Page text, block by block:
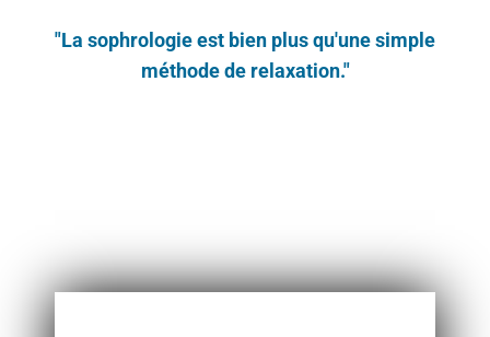
"La sophrologie est bien plus qu'une simple
méthode de relaxation."